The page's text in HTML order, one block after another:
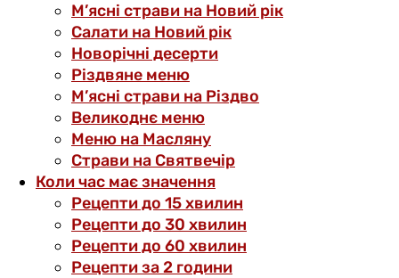
М’ясні страви на Новий рік
Салати на Новий рік
Новорічні десерти
Різдвяне меню
М’ясні страви на Різдво
Великоднє меню
Меню на Масляну
Страви на Святвечір
Коли час має значення
Рецепти до 15 хвилин
Рецепти до 30 хвилин
Рецепти до 60 хвилин
Рецепти за 2 години